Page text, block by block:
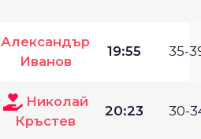
Александър
Иванов
19:55 35-
Николай
Кръстев
20:23 30-